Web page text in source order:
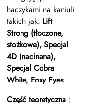
haczykami na kaniuli
takich jak: Lift
Strong (tłoczone,
stożkowe), Specjal
4D (nacinana),
Specjal Cobra
White, Foxy Eyes.
Część teoretyczna: